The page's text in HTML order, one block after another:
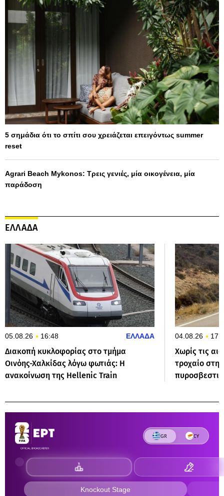
5 σημάδια ότι το σπίτι σου χρειάζεται επειγόντως summer
reset
Agrari Beach Mykonos: Τρεις γενιές, μία οικογένεια, μία
παράδοση
ΕΛΛΑΔΑ
05.08.26 16:48 ΕΛΛΑΔΑ
Διακοπή κυκλοφορίας στο τμήμα
Οινόης-Χαλκίδας λόγω φωτιάς: Η
ανακοίνωση της Hellenic Train
04.08.26
Χωρίς τις
τροχαίο